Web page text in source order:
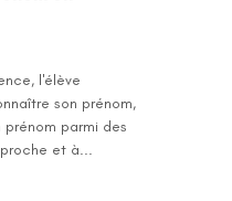
l'élève
son prénom,
parmi des
et à...